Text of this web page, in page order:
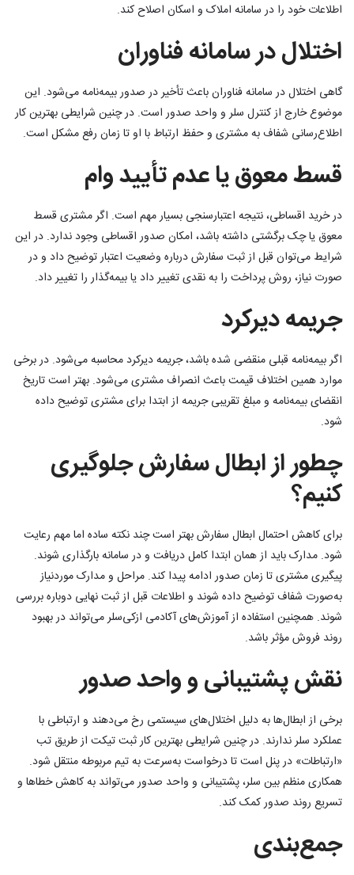
اطلاعات خود را در سامانه املاک و اسکان اصلاح کند.
اختلال در سامانه فناوران
گاهی اختلال در سامانه فناوران باعث تأخیر در صدور بیمه‌نامه می‌شود. این
موضوع خارج از کنترل سلر و واحد صدور است. در چنین شرایطی بهترین کار
اطلاع‌رسانی شفاف به مشتری و حفظ ارتباط با او تا زمان رفع مشکل است.
قسط معوق یا عدم تأیید وام
در خرید اقساطی، نتیجه اعتبارسنجی بسیار مهم است. اگر مشتری قسط
معوق یا چک برگشتی داشته باشد، امکان صدور اقساطی وجود ندارد. در این
شرایط می‌توان قبل از ثبت سفارش درباره وضعیت اعتبار توضیح داد و در
صورت نیاز، روش پرداخت را به نقدی تغییر داد یا بیمه‌گذار را تغییر داد.
جریمه دیرکرد
اگر بیمه‌نامه قبلی منقضی شده باشد، جریمه دیرکرد محاسبه می‌شود. در برخی
موارد همین اختلاف قیمت باعث انصراف مشتری می‌شود. بهتر است تاریخ
انقضای بیمه‌نامه و مبلغ تقریبی جریمه از ابتدا برای مشتری توضیح داده
شود.
چطور از ابطال سفارش جلوگیری
کنیم؟
برای کاهش احتمال ابطال سفارش بهتر است چند نکته ساده اما مهم رعایت
شود. مدارک باید از همان ابتدا کامل دریافت و در سامانه بارگذاری شوند.
پیگیری مشتری تا زمان صدور ادامه پیدا کند. مراحل و مدارک موردنیاز
به‌صورت شفاف توضیح داده شوند و اطلاعات قبل از ثبت نهایی دوباره بررسی
شوند. همچنین استفاده از آموزش‌های آکادمی ازکی‌سلر می‌تواند در بهبود
روند فروش مؤثر باشد.
نقش پشتیبانی و واحد صدور
برخی از ابطال‌ها به دلیل اختلال‌های سیستمی رخ می‌دهند و ارتباطی با
عملکرد سلر ندارند. در چنین شرایطی بهترین کار ثبت تیکت از طریق تب
«ارتباطات» در پنل است تا درخواست به‌سرعت به تیم مربوطه منتقل شود.
همکاری منظم بین سلر، پشتیبانی و واحد صدور می‌تواند به کاهش خطاها و
تسریع روند صدور کمک کند.
جمع‌بندی